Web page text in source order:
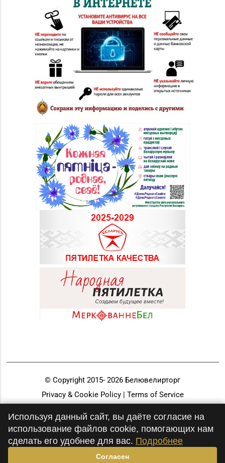
© Copyright 2015- 2026 Белювелирторг
Privacy & Cookie Policy | Terms of Service
Используя данный сайт, вы даёте согласие на
использование файлов cookie, помогающих нам
сделать его удобнее для вас. Подробнее
Согласен